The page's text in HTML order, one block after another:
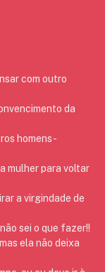
com outro
da
homens -
mulher para voltar
a virgindade de
sei o que fazer!!
ela não deixa